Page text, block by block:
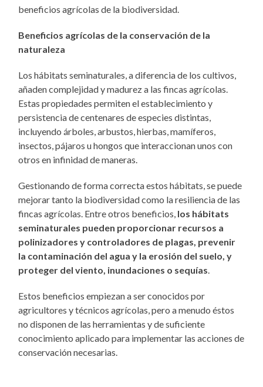
beneficios agrícolas de la biodiversidad.
Beneficios agrícolas de la conservación de la
naturaleza
Los hábitats seminaturales, a diferencia de los cultivos,
añaden complejidad y madurez a las fincas agrícolas.
Estas propiedades permiten el establecimiento y
persistencia de centenares de especies distintas,
incluyendo árboles, arbustos, hierbas, mamíferos,
insectos, pájaros u hongos que interaccionan unos con
otros en infinidad de maneras.
Gestionando de forma correcta estos hábitats, se puede
mejorar tanto la biodiversidad como la resiliencia de las
fincas agrícolas. Entre otros beneficios, los hábitats
seminaturales pueden proporcionar recursos a
polinizadores y controladores de plagas, prevenir
la contaminación del agua y la erosión del suelo, y
proteger del viento, inundaciones o sequías.
Estos beneficios empiezan a ser conocidos por
agricultores y técnicos agrícolas, pero a menudo éstos
no disponen de las herramientas y de suficiente
conocimiento aplicado para implementar las acciones de
conservación necesarias.